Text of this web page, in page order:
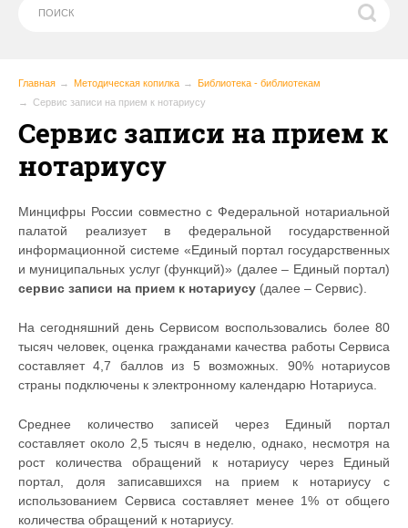
Главная Методическая копилка
Библиотека - библиотекам
Сервис записи на прием к нотариусу
Сервис записи на прием к
нотариусу
Минцифры России совместно с Федеральной нотариальной
палатой реализует в федеральной государственной
информационной системе «Единый портал государственных
и муниципальных услуг (функций)» (далее – Единый портал)
сервис записи на прием к нотариусу (далее – Сервис).
На сегодняшний день Сервисом воспользовались более 80
тысяч человек, оценка гражданами качества работы Сервиса
составляет 4,7 баллов из 5 возможных. 90% нотариусов
страны подключены к электронному календарю Нотариуса.
Среднее количество записей через Единый портал
составляет около 2,5 тысяч в неделю, однако, несмотря на
рост количества обращений к нотариусу через Единый
портал, доля записавшихся на прием к нотариусу с
использованием Сервиса составляет менее 1% от общего
количества обращений к нотариусу.